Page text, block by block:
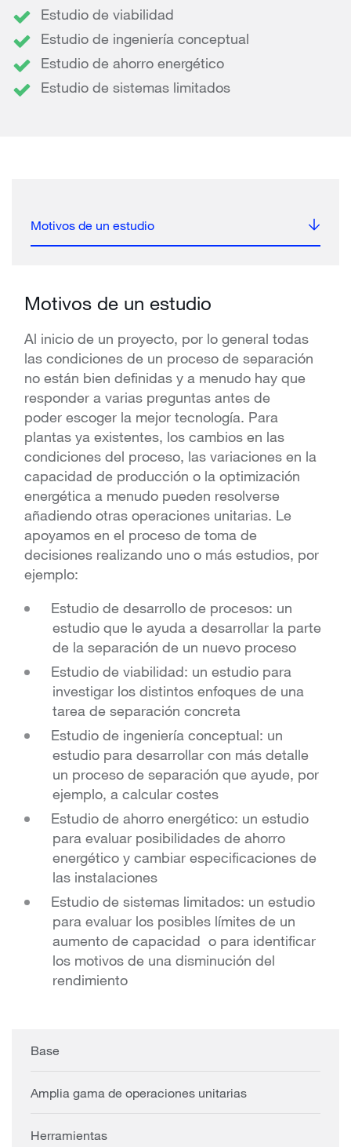
Estudio de viabilidad
Estudio de ingeniería conceptual
Estudio de ahorro energético
Estudio de sistemas limitados
Motivos de un estudio
Motivos de un estudio
Al inicio de un proyecto, por lo general todas
las condiciones de un proceso de separación
no están bien definidas y a menudo hay que
responder a varias preguntas antes de
poder escoger la mejor tecnología. Para
plantas ya existentes, los cambios en las
condiciones del proceso, las variaciones en la
capacidad de producción o la optimización
energética a menudo pueden resolverse
añadiendo otras operaciones unitarias. Le
apoyamos en el proceso de toma de
decisiones realizando uno o más estudios, por
ejemplo:
Estudio de desarrollo de procesos: un
estudio que le ayuda a desarrollar la parte
de la separación de un nuevo proceso
Estudio de viabilidad: un estudio para
investigar los distintos enfoques de una
tarea de separación concreta
Estudio de ingeniería conceptual: un
estudio para desarrollar con más detalle
un proceso de separación que ayude, por
ejemplo, a calcular costes
Estudio de ahorro energético: un estudio
para evaluar posibilidades de ahorro
energético y cambiar especificaciones de
las instalaciones
Estudio de sistemas limitados: un estudio
para evaluar los posibles límites de un
aumento de capacidad o para identificar
los motivos de una disminución del
rendimiento
Base
Amplia gama de operaciones unitarias
Herramientas